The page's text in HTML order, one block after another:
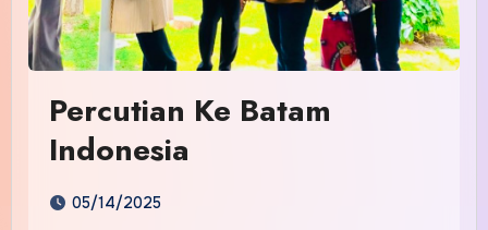
Percutian Ke Batam
Indonesia
05/14/2025